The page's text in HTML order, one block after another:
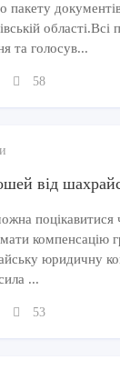
пакету
та голосув...
58
від
поцікавитися
компенсацію
юридичну
...
53